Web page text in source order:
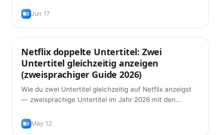
kostenlos.
Jun 17
Tipps
Netflix doppelte Untertitel: Zwei
Untertitel gleichzeitig anzeigen
(zweisprachiger Guide 2026)
Wie du zwei Untertitel gleichzeitig auf Netflix anzeigst
— zweisprachige Untertitel im Jahr 2026 mit den
die richtige Art, sie zu nutzen, damit du die Sprache
tatsächlich lernst.
May 12